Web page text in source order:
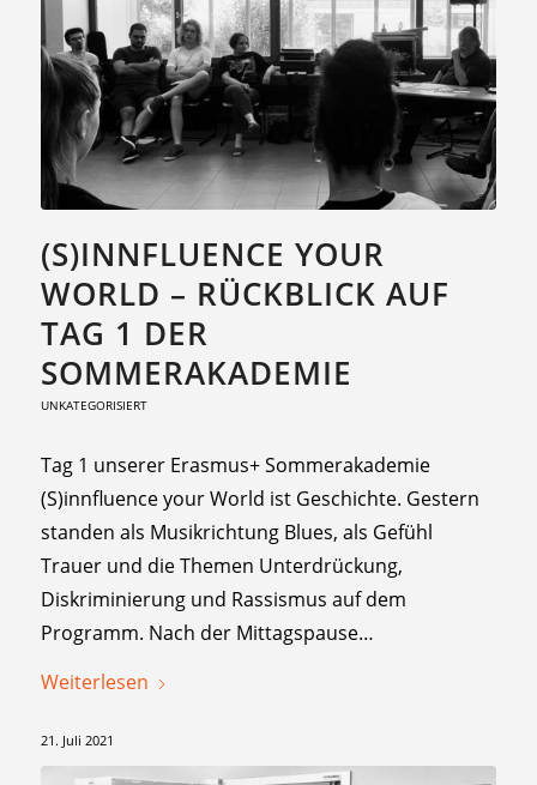
(S)INNFLUENCE YOUR
WORLD – RÜCKBLICK AUF
TAG 1 DER
SOMMERAKADEMIE
UNKATEGORISIERT
Tag 1 unserer Erasmus+ Sommerakademie
(S)innfluence your World ist Geschichte. Gestern
standen als Musikrichtung Blues, als Gefühl
Trauer und die Themen Unterdrückung,
Diskriminierung und Rassismus auf dem
Programm. Nach der Mittagspause…
Weiterlesen
21. Juli 2021